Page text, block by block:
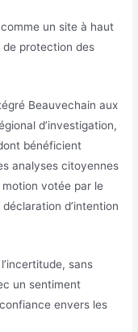
un site à haut
de protection des
Beauvechain aux
d’investigation,
bénéficient
analyses citoyennes
votée par le
d’intention
sans
un sentiment
envers les